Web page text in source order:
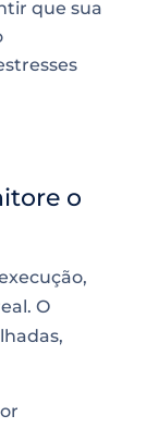
que sua
o
O